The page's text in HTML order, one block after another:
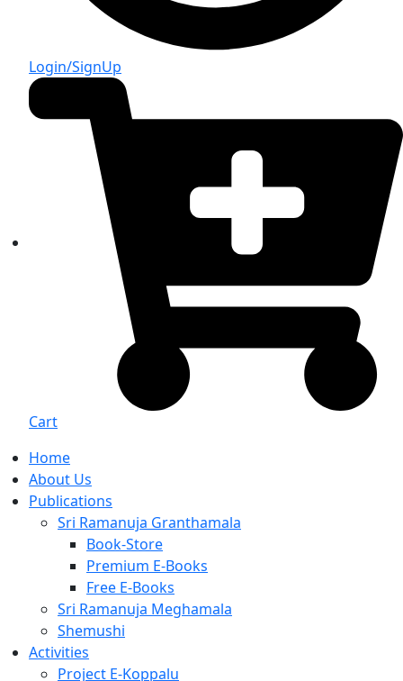
Login/SignUp
Cart
Home
About Us
Publications
Sri Ramanuja Granthamala
Book-Store
Premium E-Books
Free E-Books
Sri Ramanuja Meghamala
Shemushi
Activities
Project E-Koppalu